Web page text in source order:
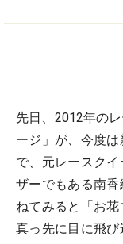
先日、2012年の
ージ」が、今度
で、元レースク
ザーでもある南
ねてみると「お
真っ先に目に飛